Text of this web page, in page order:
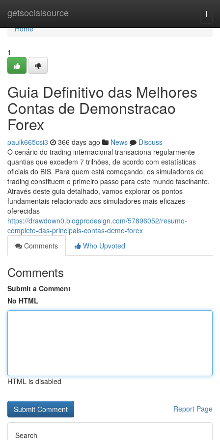
getsocialsource
Home
Home
1
Guia Definitivo das Melhores
Contas de Demonstracao
Forex
paulk665csi3 366 days ago News
Discuss
O cenário do trading internacional transaciona regularmente
quantias que excedem 7 trilhões, de acordo com estatísticas
oficiais do BIS. Para quem está começando, os simuladores de
trading constituem o primeiro passo para este mundo fascinante.
Através deste guia detalhado, vamos explorar os pontos
fundamentais relacionado aos simuladores mais eficazes
oferecidas
https://drawdown0.blogprodesign.com/57896052/resumo-
completo-das-principais-contas-demo-forex
Comments
Who Upvoted
Comments
Submit a Comment
No HTML
HTML is disabled
Report Page
Search